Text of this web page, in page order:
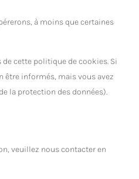
à moins que certaines
cette politique de cookies. Si
être informés, mais vous avez
la protection des données).
veuillez nous contacter en